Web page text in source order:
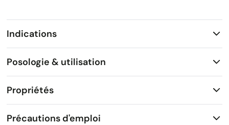
Indications
Posologie & utilisation
Propriétés
Précautions d'emploi